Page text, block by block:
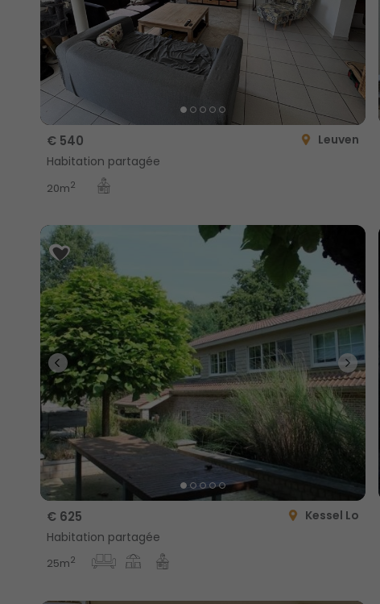
€ 540
Leuven
Habitation partagée
20m2
€ 625
Kessel Lo
Habitation partagée
25m2